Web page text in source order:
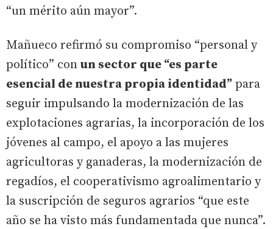
“un mérito aún mayor”.
Mañueco refirmó su compromiso “personal y
político” con un sector que “es parte
esencial de nuestra propia identidad” para
seguir impulsando la modernización de las
explotaciones agrarias, la incorporación de los
jóvenes al campo, el apoyo a las mujeres
agricultoras y ganaderas, la modernización de
regadíos, el cooperativismo agroalimentario y
la suscripción de seguros agrarios “que este
año se ha visto más fundamentada que nunca”.